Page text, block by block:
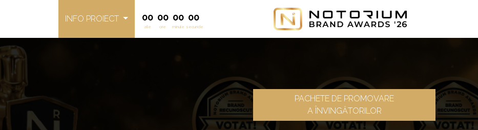
INFO PROIECT 00
zile
00
ore
00
minute
00
secunde
PACHETE DE PROMOVARE
A ÎNVINGĂTORILOR